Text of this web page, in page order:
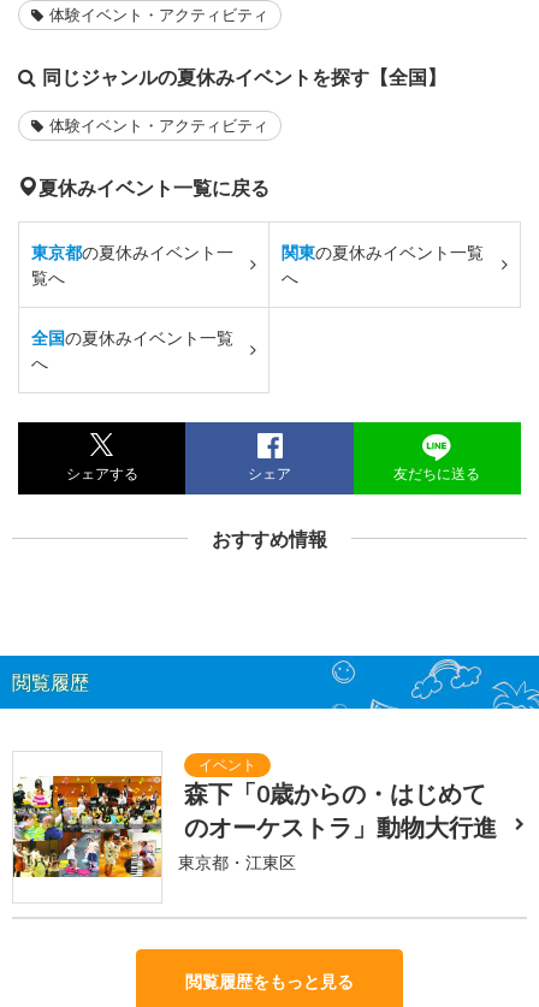
体験イベント・アクティビティ
同じジャンルの夏休みイベントを探す【全国】
体験イベント・アクティビティ
夏休みイベント一覧に戻る
東京都の夏休みイベント一
覧へ
関東の夏休みイベント一覧
へ
全国の夏休みイベント一覧
へ
シェアする シェア 友だちに送る
おすすめ情報
閲覧履歴
森下「0歳からの・はじめて
のオーケストラ」動物大行進
東京都・江東区
閲覧履歴をもっと見る